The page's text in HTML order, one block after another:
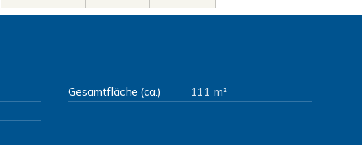
Gesamtfläche (ca.)
111 m²